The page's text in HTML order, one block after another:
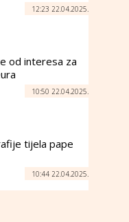
12:23 22.04.2025.
od interesa za
10:50 22.04.2025.
tijela pape
10:44 22.04.2025.